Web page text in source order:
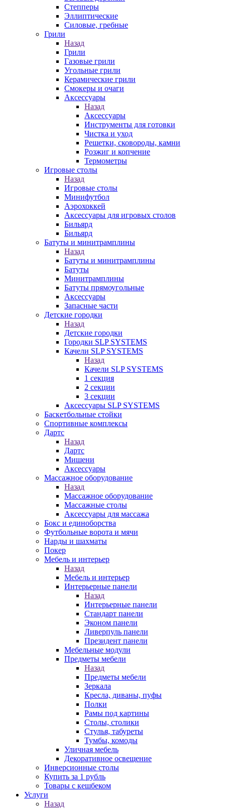
Степперы
Эллиптические
Силовые, гребные
Грили
Назад
Грили
Газовые грили
Угольные грили
Керамические грили
Смокеры и очаги
Аксессуары
Назад
Аксессуары
Инструменты для готовки
Чистка и уход
Решетки, сковороды, камни
Розжиг и копчение
Термометры
Игровые столы
Назад
Игровые столы
Минифутбол
Аэрохоккей
Аксессуары для игровых столов
Бильяpд
Бильяpд
Батуты и минитрамплины
Назад
Батуты и минитрамплины
Батуты
Минитрамплины
Батуты прямоугольные
Аксессуары
Запасные части
Детские городки
Назад
Детские городки
Городки SLP SYSTEMS
Качели SLP SYSTEMS
Назад
Качели SLP SYSTEMS
1 секция
2 секции
3 секции
Аксессуары SLP SYSTEMS
Баскетбольные стойки
Спортивные комплексы
Дартс
Назад
Дартс
Мишени
Аксессуары
Массажное оборудование
Назад
Массажное оборудование
Массажные столы
Аксессуары для массажа
Бокс и единоборства
Футбольные ворота и мячи
Нарды и шахматы
Покер
Мебель и интерьер
Назад
Мебель и интерьер
Интерьерные панели
Назад
Интерьерные панели
Стандарт панели
Эконом панели
Ливерпуль панели
Президент панели
Мебельные модули
Предметы мебели
Назад
Предметы мебели
Зеркала
Кресла, диваны, пуфы
Полки
Рамы под картины
Столы, столики
Стулья, табуреты
Тумбы, комоды
Уличная мебель
Декоративное освещение
Инверсионные столы
Купить за 1 рубль
Товары с кешбеком
Услуги
Назад